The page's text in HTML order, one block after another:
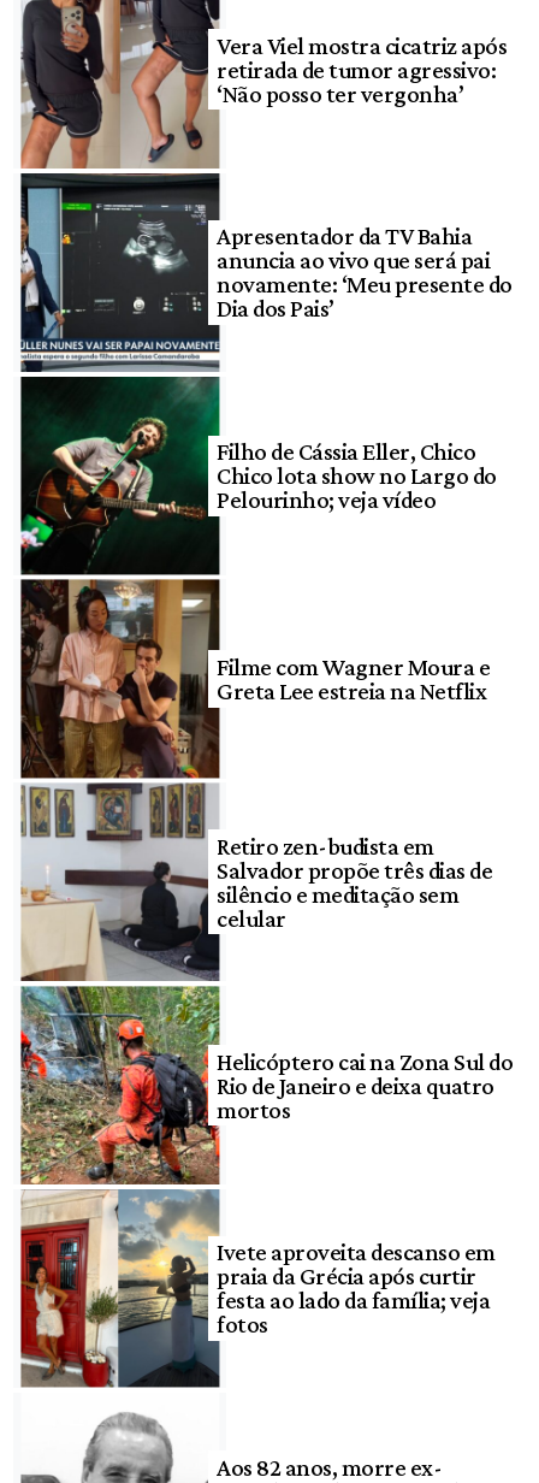
Vera Viel mostra cicatriz após
retirada de tumor agressivo:
‘Não posso ter vergonha’
Apresentador da TV Bahia
anuncia ao vivo que será pai
novamente: ‘Meu presente do
Dia dos Pais’
Filho de Cássia Eller, Chico
Chico lota show no Largo do
Pelourinho; veja vídeo
Filme com Wagner Moura e
Greta Lee estreia na Netflix
Retiro zen-budista em
Salvador propõe três dias de
silêncio e meditação sem
celular
Helicóptero cai na Zona Sul do
Rio de Janeiro e deixa quatro
mortos
Ivete aproveita descanso em
praia da Grécia após curtir
festa ao lado da família; veja
fotos
Aos 82 anos, morre ex-